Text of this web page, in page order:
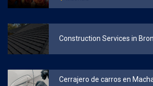
Construction Services in
Cerrajero de carros en